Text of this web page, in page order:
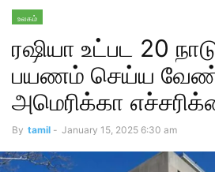
உலகம்
ரஷியா உட்பட 20
பயணம் செய்ய
அமெரிக்கா
By tamil - January 15, 2025 6:30 am